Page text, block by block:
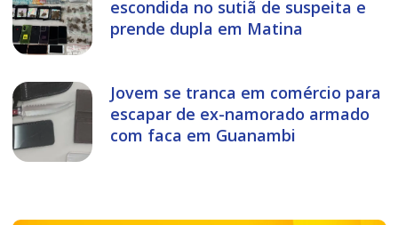
escondida no sutiã de suspeita e
prende dupla em Matina
Jovem se tranca em comércio para
escapar de ex-namorado armado
com faca em Guanambi